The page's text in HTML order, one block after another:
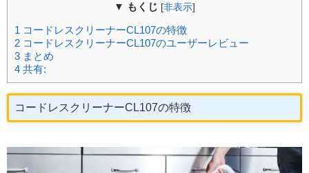
▼ もくじ [非表示]
1 コードレスクリーナーCL107の特徴
2 コードレスクリーナーCL107のユーザーレビュー
3 まとめ
4 共有:
コードレスクリーナーCL107の特徴